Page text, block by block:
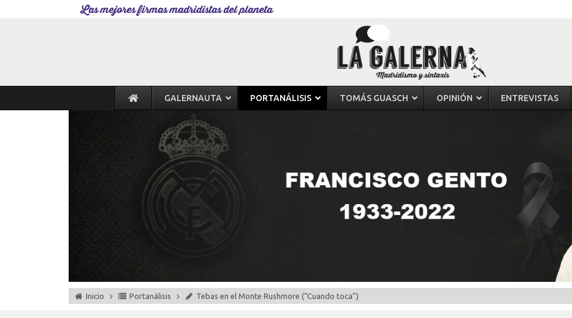
Las mejores firmas madridistas del planeta
GALERNAUTA PORTANÁLISIS TOMÁS GUASCH OPINIÓN ENTREVISTAS
Inicio Portanálisis Tebas en el Monte Rushmore (“Cuando toca”)